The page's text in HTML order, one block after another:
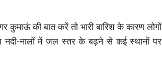
की बात करें तो भारी बारिश के कारण लोगों
नदी-नालों में जल स्तर के बढ़ने से कई स्थानों पर